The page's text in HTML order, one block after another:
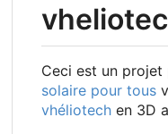
Ceci est un
solaire pour tous
vhéliotech en 3D